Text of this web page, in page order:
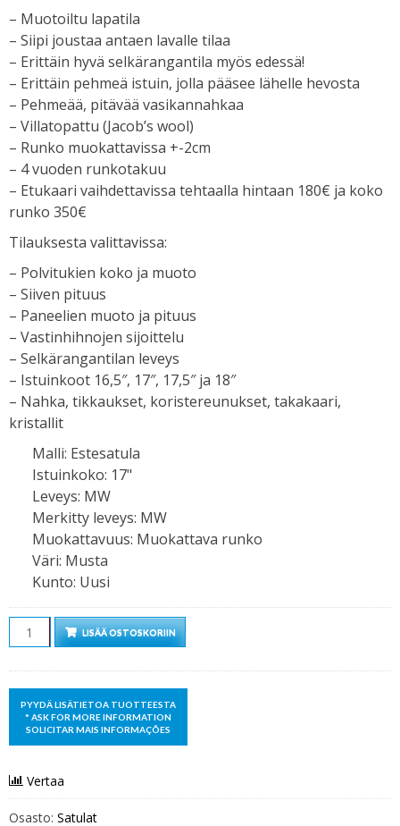
– Muotoiltu lapatila
– Siipi joustaa antaen lavalle tilaa
– Erittäin hyvä selkärangantila myös edessä!
– Erittäin pehmeä istuin, jolla pääsee lähelle hevosta
– Pehmeää, pitävää vasikannahkaa
– Villatopattu (Jacob’s wool)
– Runko muokattavissa +-2cm
– 4 vuoden runkotakuu
– Etukaari vaihdettavissa tehtaalla hintaan 180€ ja koko
runko 350€
Tilauksesta valittavissa:
– Polvitukien koko ja muoto
– Siiven pituus
– Paneelien muoto ja pituus
– Vastinhihnojen sijoittelu
– Selkärangantilan leveys
– Istuinkoot 16,5″, 17″, 17,5″ ja 18″
– Nahka, tikkaukset, koristereunukset, takakaari,
kristallit
Malli: Estesatula
Istuinkoko: 17"
Leveys: MW
Merkitty leveys: MW
Muokattavuus: Muokattava runko
Väri: Musta
Kunto: Uusi
Määrä LISÄÄ OSTOSKORIIN
Vertaa
Osasto: Satulat